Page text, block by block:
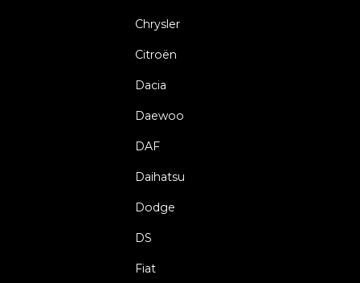
Chrysler
Citroën
Dacia
Daewoo
DAF
Daihatsu
Dodge
DS
Fiat